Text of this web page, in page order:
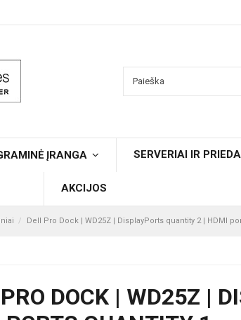
ĮRANGA SERVERIAI IR PRIEDAI
AKCIJOS
Dell Pro Dock | WD25Z | DisplayPorts quantity 2 | HDMI
DOCK | WD25Z |